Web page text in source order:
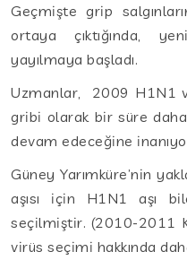
Geçmişte grip
ortaya çıktığında,
yayılmaya başladı.
Uzmanlar, 2009 H1N1
gribi olarak bir süre
devam edeceğine
Güney Yarımküre’nin
aşısı için H1N1 aşı
seçilmiştir. (2010-2011
virüs seçimi hakkında